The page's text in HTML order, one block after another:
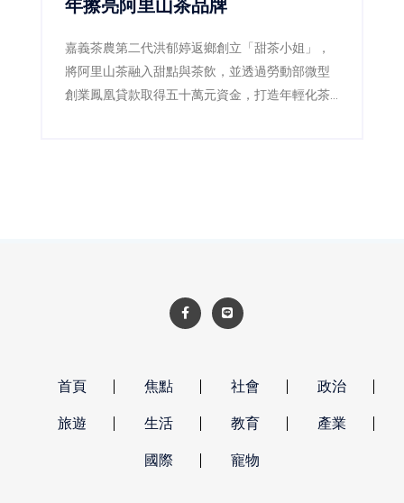
年擦亮阿里山茶品牌
嘉義茶農第二代洪郁婷返鄉創立「甜茶小姐」，
將阿里山茶融入甜點與茶飲，並透過勞動部微型
創業鳳凰貸款取得五十萬元資金，打造年輕化茶
首頁 焦點 社會 政治
旅遊 生活 教育 產業
國際 寵物